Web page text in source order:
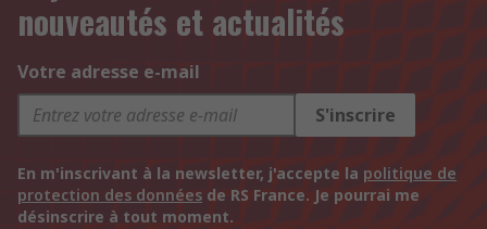
nouveautés et actualités
Votre adresse e-mail
S'inscrire
En m'inscrivant à la newsletter, j'accepte la politique de
protection des données de RS France. Je pourrai me
désinscrire à tout moment.